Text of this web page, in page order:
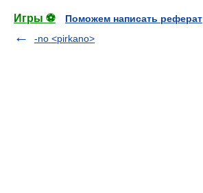
Игры ⚽
Поможем написать реферат
-no <pirkano>